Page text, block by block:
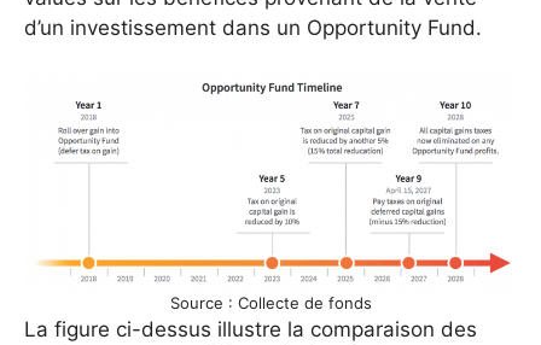
d’un investissement dans un Opportunity Fund.
Source : Collecte de fonds
La figure ci-dessus illustre la comparaison des